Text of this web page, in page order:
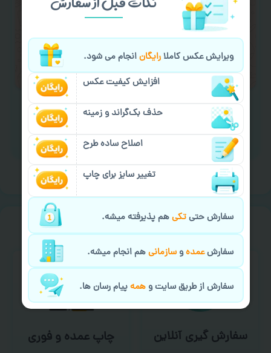
کادو کردن سفارش با اپراتو عکسچاپ هماهنگی
لازم را انجام دهید.
ایمیل جهت ثبت یا پیگیری سفارش:
aks4chap.com@gmail.com
برای ارسال پیام کلیک کنید
خیالت راحت ازسفارش گیری
سفارش گیری آنلاین چاپ عمده و فوری
ویرایش عکس کاملارایگانانجام می شود.
افزایش کیفیت عکس
حذف بک‌گراند و زمینه
اصلاح ساده طرح
تغییر سایز برای چاپ
سفارش حتیتکیهم پذیرفته میشه.
سفارشعمدهوسازمانیهم انجام میشه.
سفارش از طریق سایت وهمهپیام رسان ها.